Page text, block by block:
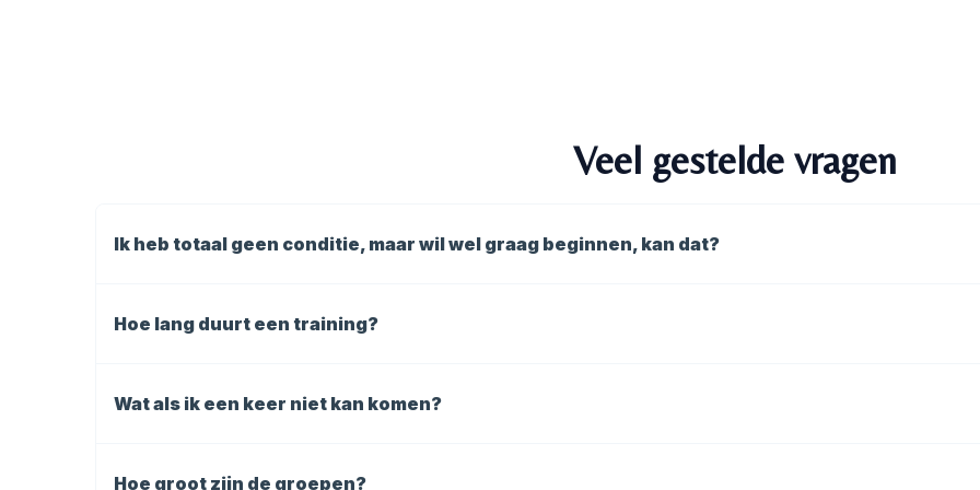
Veel gestelde vragen
Ik heb totaal geen conditie, maar wil wel graag beginnen, kan dat?
Hoe lang duurt een training?
Wat als ik een keer niet kan komen?
per les. De credits zijn geldig per maand. Wel hebben we een maximale periode dat je gratis je les kunt
Hoe groot zijn de groepen?